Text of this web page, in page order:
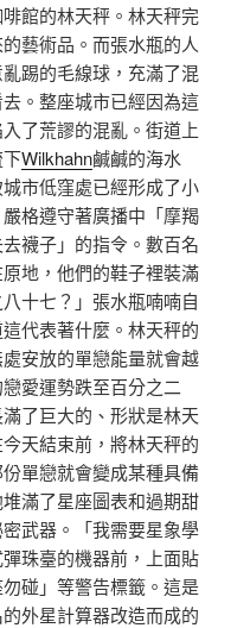
館的林天秤。林天秤完
藝術品。而張水瓶的人
踢的毛線球，充滿了混
。整座城市已經因為這
了荒謬的混亂。街道上
Wilkhahn鹹鹹的海水
市低窪處已經形成了小
格遵守著廣播中「摩羯
襪子」的指令。數百名
地，他們的鞋子裡裝滿
十七？」張水瓶喃喃自
代表著什麼。林天秤的
安放的單戀能量就會越
愛運勢跌至百分之二
了巨大的、形狀是林天
天結束前，將林天秤的
單戀就會變成某種具備
滿了星座圖表和過期甜
武器。「我需要星象學
珠臺的機器前，上面貼
碰」等警告標籤。這是
外星計算器改造而成的